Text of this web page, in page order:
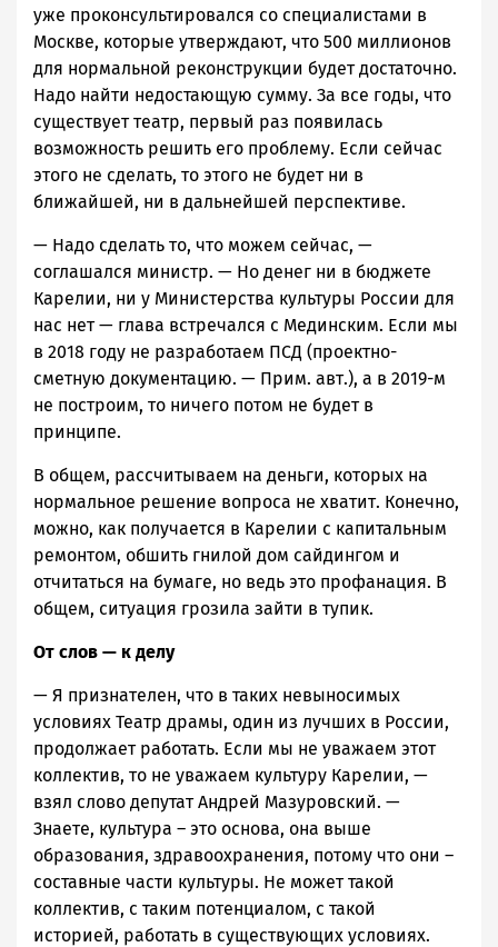
уже проконсультировался со специалистами в
Москве, которые утверждают, что 500 миллионов
для нормальной реконструкции будет достаточно.
Надо найти недостающую сумму. За все годы, что
существует театр, первый раз появилась
возможность решить его проблему. Если сейчас
этого не сделать, то этого не будет ни в
ближайшей, ни в дальнейшей перспективе.
— Надо сделать то, что можем сейчас, —
соглашался министр. — Но денег ни в бюджете
Карелии, ни у Министерства культуры России для
нас нет — глава встречался с Мединским. Если мы
в 2018 году не разработаем ПСД (проектно-
сметную документацию. — Прим. авт.), а в 2019-м
не построим, то ничего потом не будет в
принципе.
В общем, рассчитываем на деньги, которых на
нормальное решение вопроса не хватит. Конечно,
можно, как получается в Карелии с капитальным
ремонтом, обшить гнилой дом сайдингом и
отчитаться на бумаге, но ведь это профанация. В
общем, ситуация грозила зайти в тупик.
От слов — к делу
— Я признателен, что в таких невыносимых
условиях Театр драмы, один из лучших в России,
продолжает работать. Если мы не уважаем этот
коллектив, то не уважаем культуру Карелии, —
взял слово депутат Андрей Мазуровский. —
Знаете, культура – это основа, она выше
образования, здравоохранения, потому что они –
составные части культуры. Не может такой
коллектив, с таким потенциалом, с такой
историей, работать в существующих условиях.